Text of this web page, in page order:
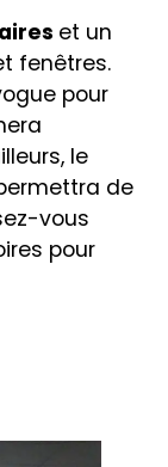
et un
fenêtres.
pour
le
de
vous
pour